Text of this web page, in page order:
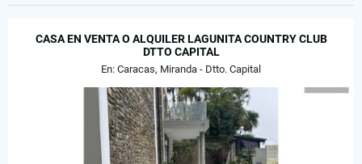
CASA EN VENTA O ALQUILER LAGUNITA COUNTRY CLUB
DTTO CAPITAL
En: Caracas, Miranda - Dtto. Capital